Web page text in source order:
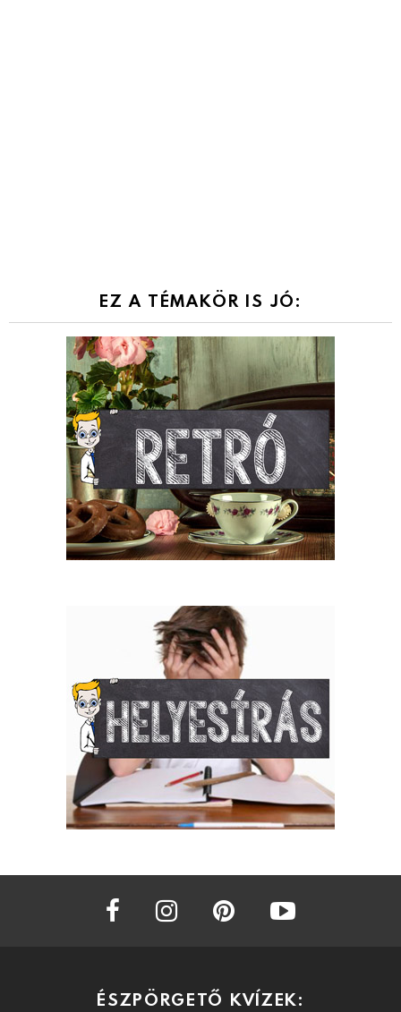
EZ A TÉMAKÖR IS JÓ:
facebook instagram
ÉSZPÖRGETŐ KVÍZEK: